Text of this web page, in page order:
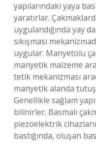
yapılarındaki yaya
yaratırlar.
uygulandığında yay
sıkışması
uygular. Manyetolu
manyetik malzeme
tetik mekanizması
manyetik alanda
Genellikle sağlam
bilinirler. Basmalı
piezoelektrik
bastığında, oluşan